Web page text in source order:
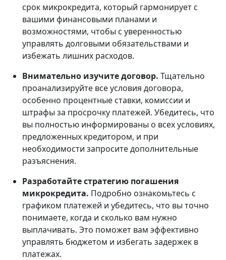
срок микрокредита, который гармонирует с
вашими финансовыми планами и
возможностями, чтобы с уверенностью
управлять долговыми обязательствами и
избежать лишних расходов.
Внимательно изучите договор. Тщательно
проанализируйте все условия договора,
особенно процентные ставки, комиссии и
штрафы за просрочку платежей. Убедитесь, что
вы полностью информированы о всех условиях,
предложенных кредитором, и при
необходимости запросите дополнительные
разъяснения.
Разработайте стратегию погашения
микрокредита. Подробно ознакомьтесь с
графиком платежей и убедитесь, что вы точно
понимаете, когда и сколько вам нужно
выплачивать. Это поможет вам эффективно
управлять бюджетом и избегать задержек в
платежах.